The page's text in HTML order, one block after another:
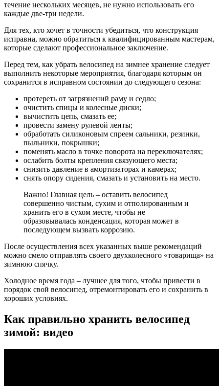
течение нескольких месяцев, не нужно использовать его
каждые две-три недели.
Для тех, кто хочет в точности убедиться, что конструкция
исправна, можно обратиться к квалифицированным мастерам,
которые сделают профессиональное заключение.
Перед тем, как убрать велосипед на зимнее хранение следует
выполнить некоторые мероприятия, благодаря которым он
сохранится в исправном состоянии до следующего сезона:
протереть от загрязнений раму и седло;
очистить спицы и колесные диски;
вычистить цепь, смазать ее;
провести замену рулевой ленты;
обработать силиконовым спреем сальники, резинки,
пыльники, покрышки;
поменять масло в точке поворота на переключателях;
ослабить болты крепления связующего места;
снизить давление в амортизаторах и камерах;
снять опору сидения, смазать и установить на место.
Важно! Главная цель – оставить велосипед
совершенно чистым, сухим и отполированным и
хранить его в сухом месте, чтобы не
образовывалась конденсация, которая может в
последующем вызвать коррозию.
После осуществления всех указанных выше рекомендаций
можно смело отправлять своего двухколесного «товарища» на
зимнюю спячку.
Холодное время года – лучшее для того, чтобы привести в
порядок свой велосипед, отремонтировать его и сохранить в
хороших условиях.
Как правильно хранить велосипед
зимой: видео